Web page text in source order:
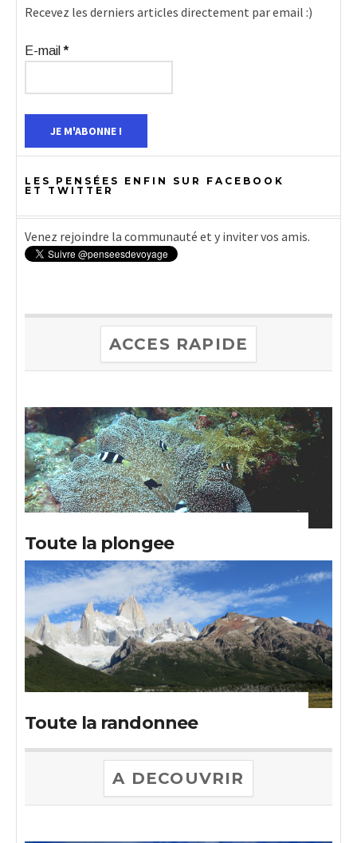
Recevez les derniers articles directement par email :)
E-mail*
LES PENSÉES ENFIN SUR FACEBOOK
ET TWITTER
Venez rejoindre la communauté et y inviter vos amis.
ACCES RAPIDE
Toute la plongee
Toute la randonnee
A DECOUVRIR